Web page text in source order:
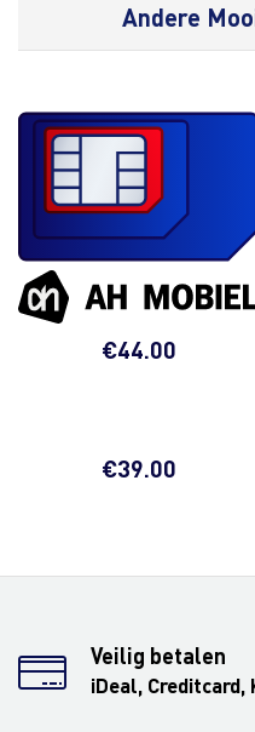
Andere
€44.00
€39.00
Veilig betalen
iDeal, Creditcard,